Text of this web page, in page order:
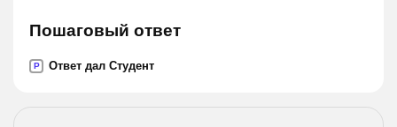
Пошаговый ответ
P Ответ дал Студент